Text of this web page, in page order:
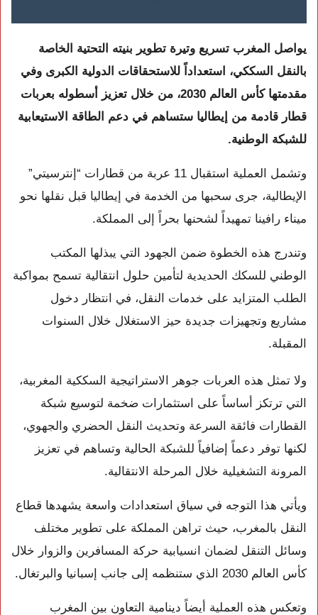
يواصل المغرب تسريع وتيرة تطوير بنيته التحتية الخاصة
بالنقل السككي، استعداداً للاستحقاقات الدولية الكبرى وفي
مقدمتها كأس العالم 2030، من خلال تعزيز أسطوله بعربات
قطار قادمة من إيطاليا ستساهم في دعم الطاقة الاستيعابية
للشبكة الوطنية.
وتشمل العملية استقبال 11 عربة من قطارات “إنترسيتي”
الإيطالية، جرى سحبها من الخدمة في إيطاليا قبل نقلها نحو
ميناء رافينا تمهيداً لشحنها بحراً إلى المملكة.
وتندرج هذه الخطوة ضمن الجهود التي يبذلها المكتب
الوطني للسكك الحديدية لتأمين حلول انتقالية تسمح بمواكبة
الطلب المتزايد على خدمات النقل، في انتظار دخول
مشاريع وتجهيزات جديدة حيز الاستغلال خلال السنوات
المقبلة.
ولا تمثل هذه العربات جوهر الاستراتيجية السككية المغربية،
التي ترتكز أساساً على استثمارات ضخمة لتوسيع شبكة
القطارات فائقة السرعة وتحديث النقل الحضري والجهوي،
لكنها توفر دعماً إضافياً للشبكة الحالية وتساهم في تعزيز
المرونة التشغيلية خلال المرحلة الانتقالية.
ويأتي هذا التوجه في سياق استعدادات واسعة يشهدها قطاع
النقل بالمغرب، حيث تراهن المملكة على تطوير مختلف
وسائل التنقل لضمان انسيابية حركة المسافرين والزوار خلال
كأس العالم 2030 الذي ستنظمه إلى جانب إسبانيا والبرتغال.
وتعكس هذه العملية أيضاً دينامية التعاون بين المغرب